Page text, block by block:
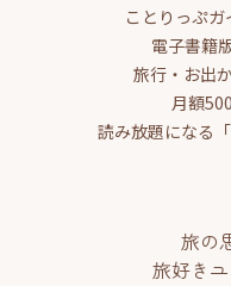
ことりっぷ
電子書籍
旅行・お出
月額
読み放題になる
旅の
旅好き